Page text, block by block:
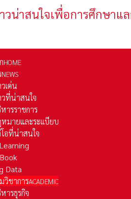
วน่าสนใจเพื่อการศึกษาแ
HOME
NEWS
เด่น
ที่น่าสนใจ
ารราชการ
มายและระเเบียบ
อที่น่าสนใจ
Data
วิชาการACADEMIC
ารธุรกิจ